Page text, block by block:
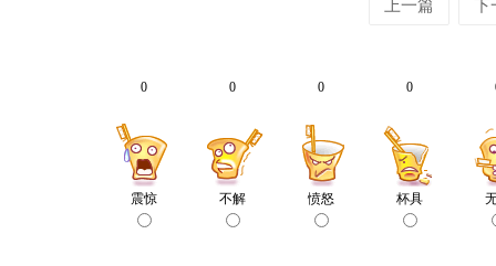
上一篇 下
0
震惊
0
不解
0
愤怒
0
杯具